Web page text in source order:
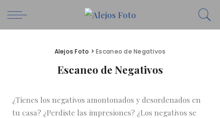
Alejos Foto >Escaneo de Negativos
Escaneo de Negativos
¿Tienes los negativos amontonados y desordenados en
tu casa? ¿Perdiste las impresiones? ¿Los negativos se